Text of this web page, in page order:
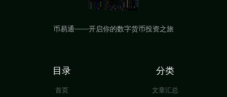
币易通——开启你的数字货币投资之旅
目录
首页
分类
文章汇总